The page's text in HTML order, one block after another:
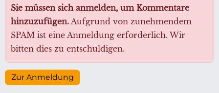
Sie müssen sich anmelden, um Kommentare
hinzuzufügen. Aufgrund von zunehmendem
SPAM ist eine Anmeldung erforderlich. Wir
bitten dies zu entschuldigen.
Zur Anmeldung